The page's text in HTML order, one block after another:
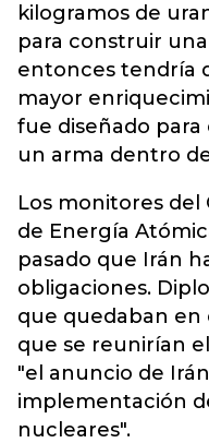
kilogramos de
para construir
entonces tendría
mayor
fue diseñado
un arma dentro
Los monitores del
de Energía
pasado que Irán
obligaciones.
que quedaban en
que se reunirían
"el anuncio de
implementación
nucleares".